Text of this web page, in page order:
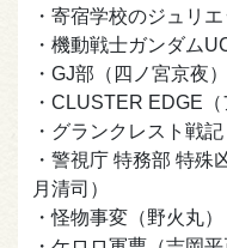
・寄宿学校のジュリ
・機動戦士ガンダム
・GJ部（四ノ宮京夜）
・CLUSTER EDGE
・グランクレスト戦
・警視庁 特務部 特殊
月清司）
・怪物事変（野火丸）